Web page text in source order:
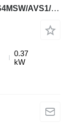
전기 모터 SEW-Eurodrive WA20DRS71S4MSW/AVS1/TF
0.37
kW